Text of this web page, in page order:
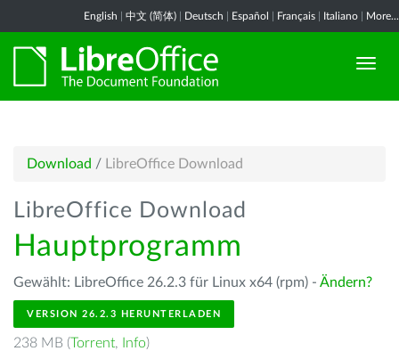
English 中文 (简体) Deutsch Español Français Italiano More...
Download / LibreOffice Download
LibreOffice Download
Hauptprogramm
Gewählt: LibreOffice 26.2.3 für Linux x64 (rpm) - Ändern?
VERSION 26.2.3 HERUNTERLADEN
238 MB (Torrent, Info)